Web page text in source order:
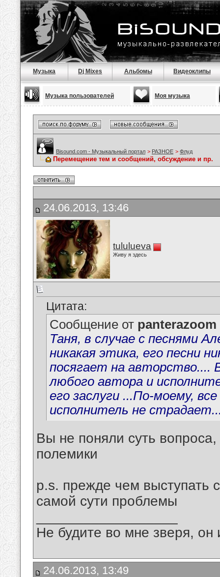
Музыка Dj Mixes Альбомы Видеоклипы
Музыка пользователей Моя музыка
Bisound.com - Музыкальный портал > РАЗНОЕ > Флуд
Перемещение тем и сообщений, обсуждение и пр.
24.06.2013, 13:46
tululueva
Живу я здесь
Цитата:
Сообщение от panterazoom
Таня, в случае с песнями
никакая этика, его песни
посягает на авторство....
любого автора и
его заслуги ...По-моему,
исполнитель не
Вы не поняли суть
полемики
p.s. прежде чем выступать
самой сути проблемы
Не будите во мне зверя, он
24.06.2013, 13:49